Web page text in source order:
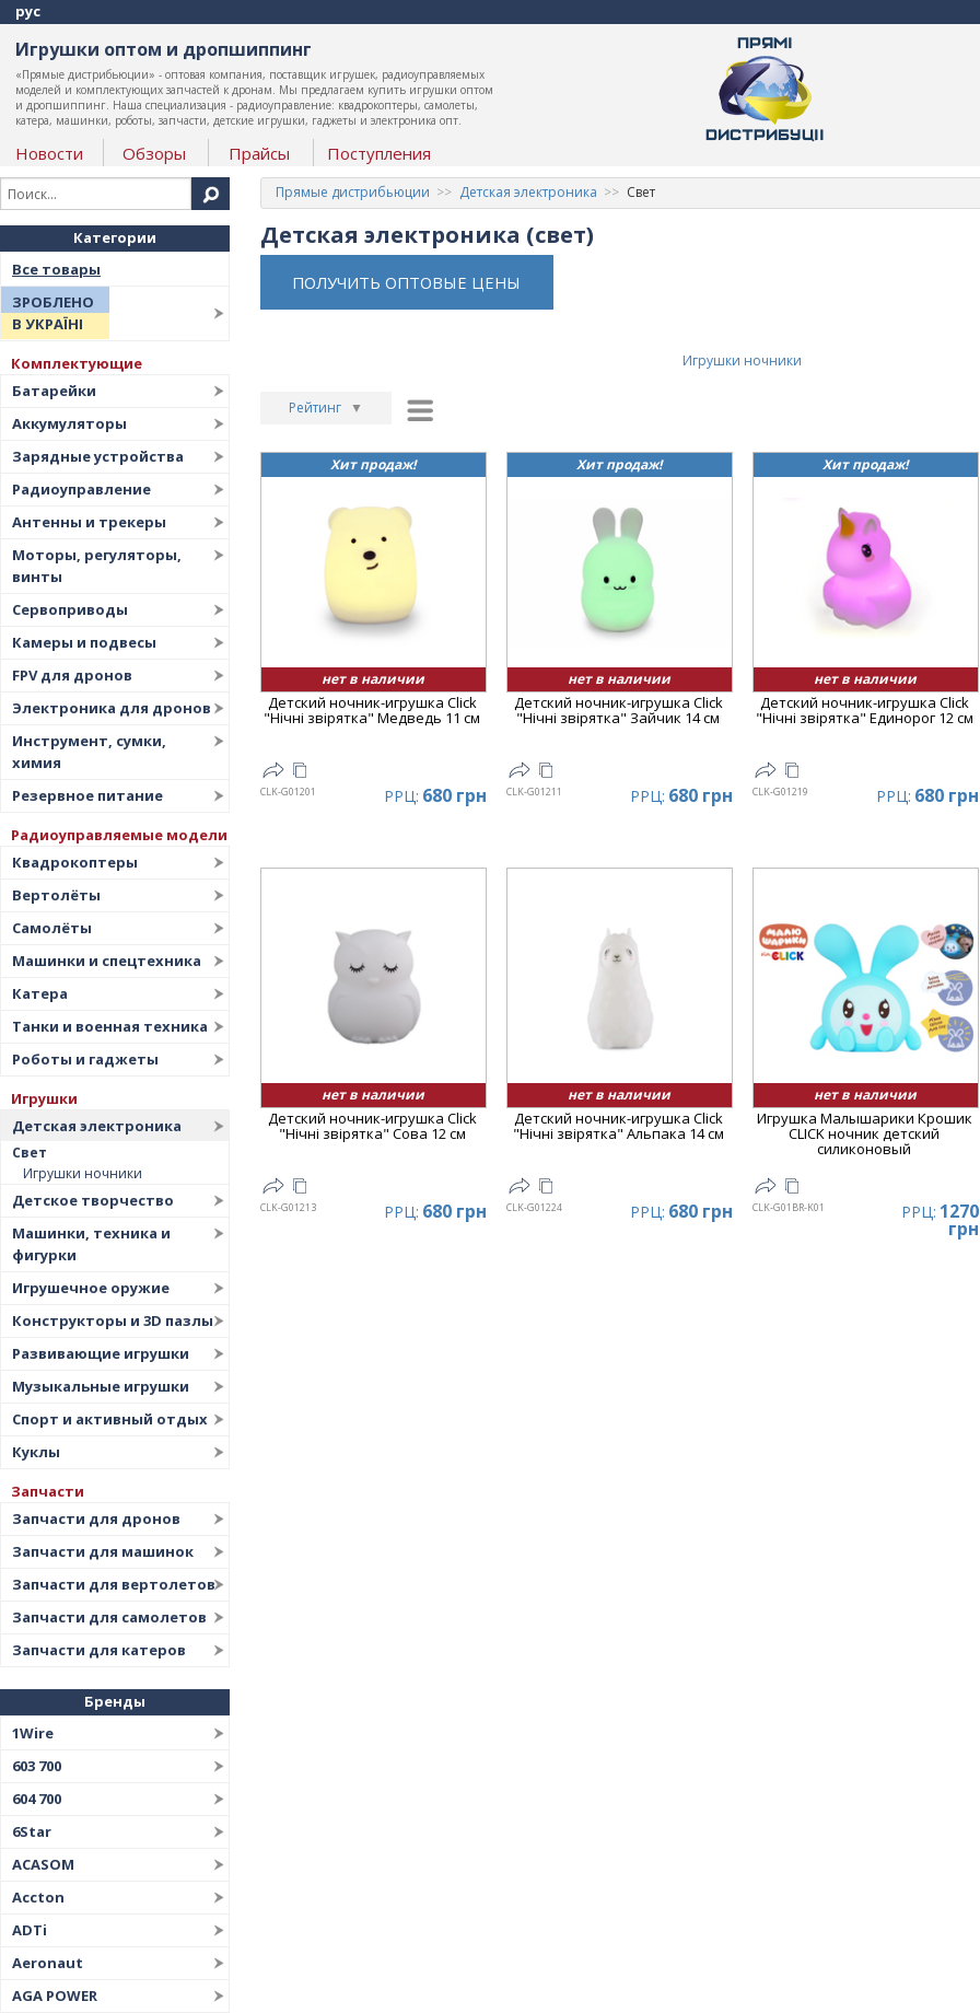
рус
Игрушки оптом и дропшиппинг
«Прямые дистрибьюции» - оптовая компания, поставщик игрушек, радиоуправляемых
моделей и комплектующих запчастей к дронам. Мы предлагаем купить игрушки оптом
и дропшиппинг. Наша специализация - радиоуправление: квадрокоптеры, самолеты,
катера, машинки, роботы, запчасти, детские игрушки, гаджеты и электроника опт.
Новости Обзоры Прайсы Поступления
Категории
Все товары
ЗРОБЛЕНО
В УКРАЇНІ
Комплектующие
Батарейки
Аккумуляторы
Зарядные устройства
Радиоуправление
Антенны и трекеры
Моторы, регуляторы,
винты
Сервоприводы
Камеры и подвесы
FPV для дронов
Электроника для дронов
Инструмент, сумки,
химия
Резервное питание
Радиоуправляемые модели
Квадрокоптеры
Вертолёты
Самолёты
Машинки и спецтехника
Катера
Танки и военная техника
Роботы и гаджеты
Игрушки
Детская электроника
Свет
Игрушки ночники
Детское творчество
Машинки, техника и
фигурки
Игрушечное оружие
Конструкторы и 3D пазлы
Развивающие игрушки
Музыкальные игрушки
Спорт и активный отдых
Куклы
Запчасти
Запчасти для дронов
Запчасти для машинок
Запчасти для вертолетов
Запчасти для самолетов
Запчасти для катеров
Бренды
1Wire
603 700
604 700
6Star
ACASOM
Accton
ADTi
Aeronaut
AGA POWER
Прямые дистрибьюции Детская электроника Свет
Детская электроника (свет)
ПОЛУЧИТЬ ОПТОВЫЕ ЦЕНЫ
Игрушки ночники
Рейтинг ▼
Дата ▲
▼
Цена
▲
Хит продаж!
нет в наличии
Детский ночник-игрушка Click
"Hічні звірятка" Медведь 11 см
CLK-G01201 РРЦ: 680 грн
Хит продаж!
нет в наличии
Детский ночник-игрушка Click
"Hічні звірятка" Зайчик 14 см
CLK-G01211 РРЦ: 680 грн
Хит продаж!
нет в наличии
Детский ночник-игрушка Click
"Hічні звірятка" Единорог 12 см
CLK-G01219 РРЦ: 680 грн
нет в наличии
Детский ночник-игрушка Click
"Hічні звірятка" Сова 12 см
CLK-G01213 РРЦ: 680 грн
нет в наличии
Детский ночник-игрушка Click
"Hічні звірятка" Альпака 14 см
CLK-G01224 РРЦ: 680 грн
нет в наличии
Игрушка Малышарики Крошик
CLICK ночник детский
силиконовый
CLK-G01BR-K01 РРЦ: 1270
грн